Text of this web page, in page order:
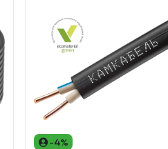
-4%